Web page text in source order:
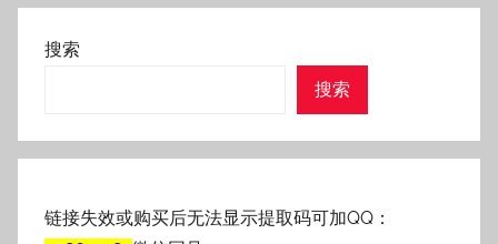
搜索
搜索
链接失效或购买后无法显示提取码可加QQ：